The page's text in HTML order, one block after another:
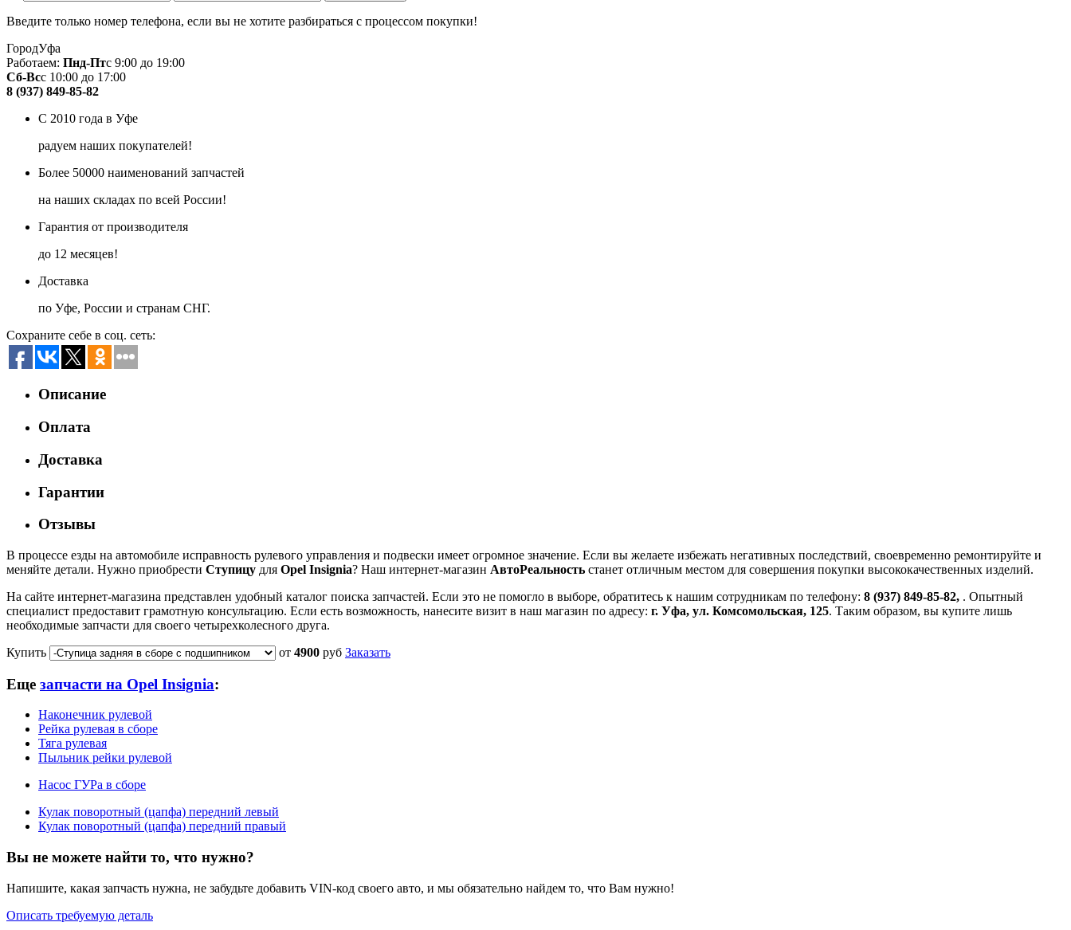
Введите только номер телефона, если вы не хотите разбираться с процессом покупки!
ГородУфа
Работаем: Пнд-Птс 9:00 до 19:00
Сб-Всс 10:00 до 17:00
8 (937) 849-85-82
С 2010 года в Уфе
радуем наших покупателей!
Более 50000 наименований запчастей
на наших складах по всей России!
Гарантия от производителя
до 12 месяцев!
Доставка
по Уфе, России и странам СНГ.
Сохраните себе в соц. сеть:
Описание
Оплата
Доставка
Гарантии
Отзывы
В процессе езды на автомобиле исправность рулевого управления и подвески имеет огромное значение. Если вы желаете избежать негативных последствий, своевременно ремонтируйте и
меняйте детали. Нужно приобрести Ступицу для Opel Insignia? Наш интернет-магазин АвтоРеальность станет отличным местом для совершения покупки высококачественных изделий.
На сайте интернет-магазина представлен удобный каталог поиска запчастей. Если это не помогло в выборе, обратитесь к нашим сотрудникам по телефону: 8 (937) 849-85-82, . Опытный
специалист предоставит грамотную консультацию. Если есть возможность, нанесите визит в наш магазин по адресу: г. Уфа, ул. Комсомольская, 125. Таким образом, вы купите лишь
необходимые запчасти для своего четырехколесного друга.
Купить
от 4900 руб Заказать
Еще запчасти на Opel Insignia:
Наконечник рулевой
Рейка рулевая в сборе
Тяга рулевая
Пыльник рейки рулевой
Насос ГУРа в сборе
Кулак поворотный (цапфа) передний левый
Кулак поворотный (цапфа) передний правый
Вы не можете найти то, что нужно?
Напишите, какая запчасть нужна, не забудьте добавить VIN-код своего авто, и мы обязательно найдем то, что Вам нужно!
Описать требуемую деталь